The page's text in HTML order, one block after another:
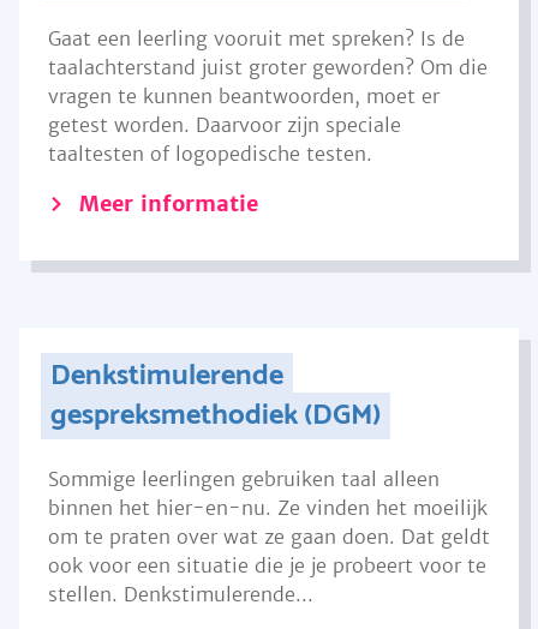
Gaat een leerling vooruit met spreken? Is de
taalachterstand juist groter geworden? Om die
vragen te kunnen beantwoorden, moet er
getest worden. Daarvoor zijn speciale
taaltesten of logopedische testen.
Meer informatie
Denkstimulerende
gespreksmethodiek (DGM)
Sommige leerlingen gebruiken taal alleen
binnen het hier-en-nu. Ze vinden het moeilijk
om te praten over wat ze gaan doen. Dat geldt
ook voor een situatie die je je probeert voor te
stellen. Denkstimulerende...